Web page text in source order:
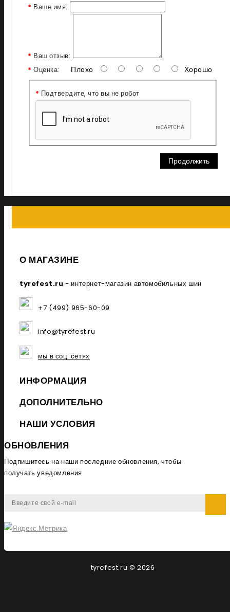
Ваше имя:
Ваш отзыв:
Оценка:
Плохо Хорошо
Подтвердите, что вы не робот
Продолжить
О МАГАЗИНЕ
tyrefest.ru - интернет-магазин автомобильных шин
+7 (499) 965-60-09
info@tyrefest.ru
мы в соц. сетях
ИНФОРМАЦИЯ
ДОПОЛНИТЕЛЬНО
НАШИ УСЛОВИЯ
ОБНОВЛЕНИЯ
Подпишитесь на наши последние обновления, чтобы
получать уведомления
tyrefest.ru © 2026